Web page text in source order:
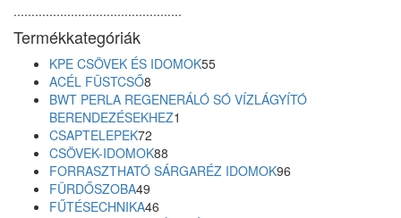
...............................................
Termékkategóriák
KPE CSÖVEK ÉS IDOMOK5555
ACÉL FÜSTCSŐ8
termék
BWT PERLA REGENERÁLÓ SÓ VÍZLÁGYÍTÓ
BERENDEZÉSEKHEZ1
CSAPTELEPEK72
termék
CSÖVEK-IDOMOK88
termék
FORRASZTHATÓ SÁRGARÉZ IDOMOK96
FÜRDŐSZOBA49
termék
FŰTÉSECHNIKA46